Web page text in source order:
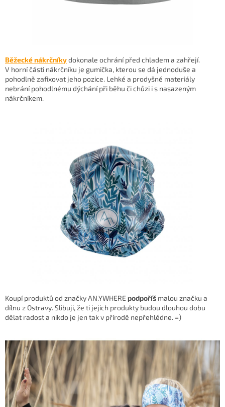
Běžecké nákrčníkydokonale ochrání před chladem a zahřejí.
V horní části nákrčníku je gumička, kterou se dá jednoduše a
pohodlně zafixovat jeho pozice. Lehké a prodyšné materiály
nebrání pohodlnému dýchání při běhu či chůzi i s nasazeným
nákrčníkem.
Koupí produktů od značky AN.YWHERE podpoříš malou značku a
dílnu z Ostravy. Slibuji, že ti jejich produkty budou dlouhou dobu
dělat radost a nikdo je jen tak v přírodě nepřehlédne. =)